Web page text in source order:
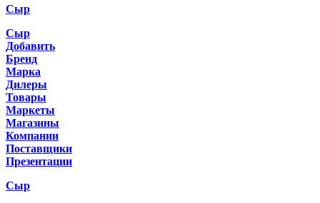
Сыр
Сыр
Добавить
Бренд
Марка
Дилеры
Товары
Маркеты
Магазины
Компании
Поставщики
Презентации
Сыр